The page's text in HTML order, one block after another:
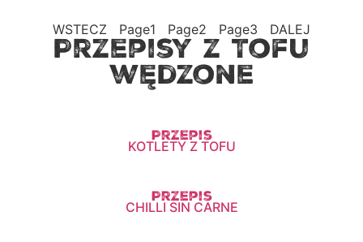
WSTECZ Page1 Page2 Page3 DALEJ
Przepisy z Tofu
wędzone
Przepis
KOTLETY Z TOFU
Przepis
CHILLI SIN CARNE